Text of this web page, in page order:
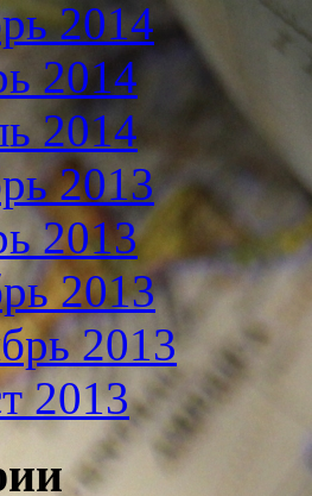
2014
2014
2014
2013
2013
2013
2013
2013